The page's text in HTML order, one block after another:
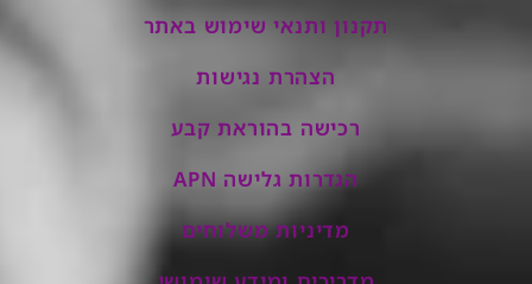
תקנון ותנאי שימוש באתר
הצהרת נגישות
רכישה בהוראת קבע
הגדרות גלישה APN
מדיניות משלוחים